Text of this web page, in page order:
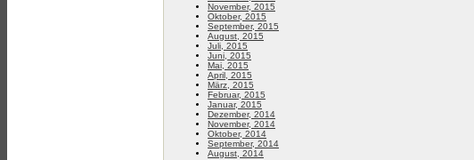
November, 2015
Oktober, 2015
September, 2015
August, 2015
Juli, 2015
Juni, 2015
Mai, 2015
April, 2015
März, 2015
Februar, 2015
Januar, 2015
Dezember, 2014
November, 2014
Oktober, 2014
September, 2014
August, 2014